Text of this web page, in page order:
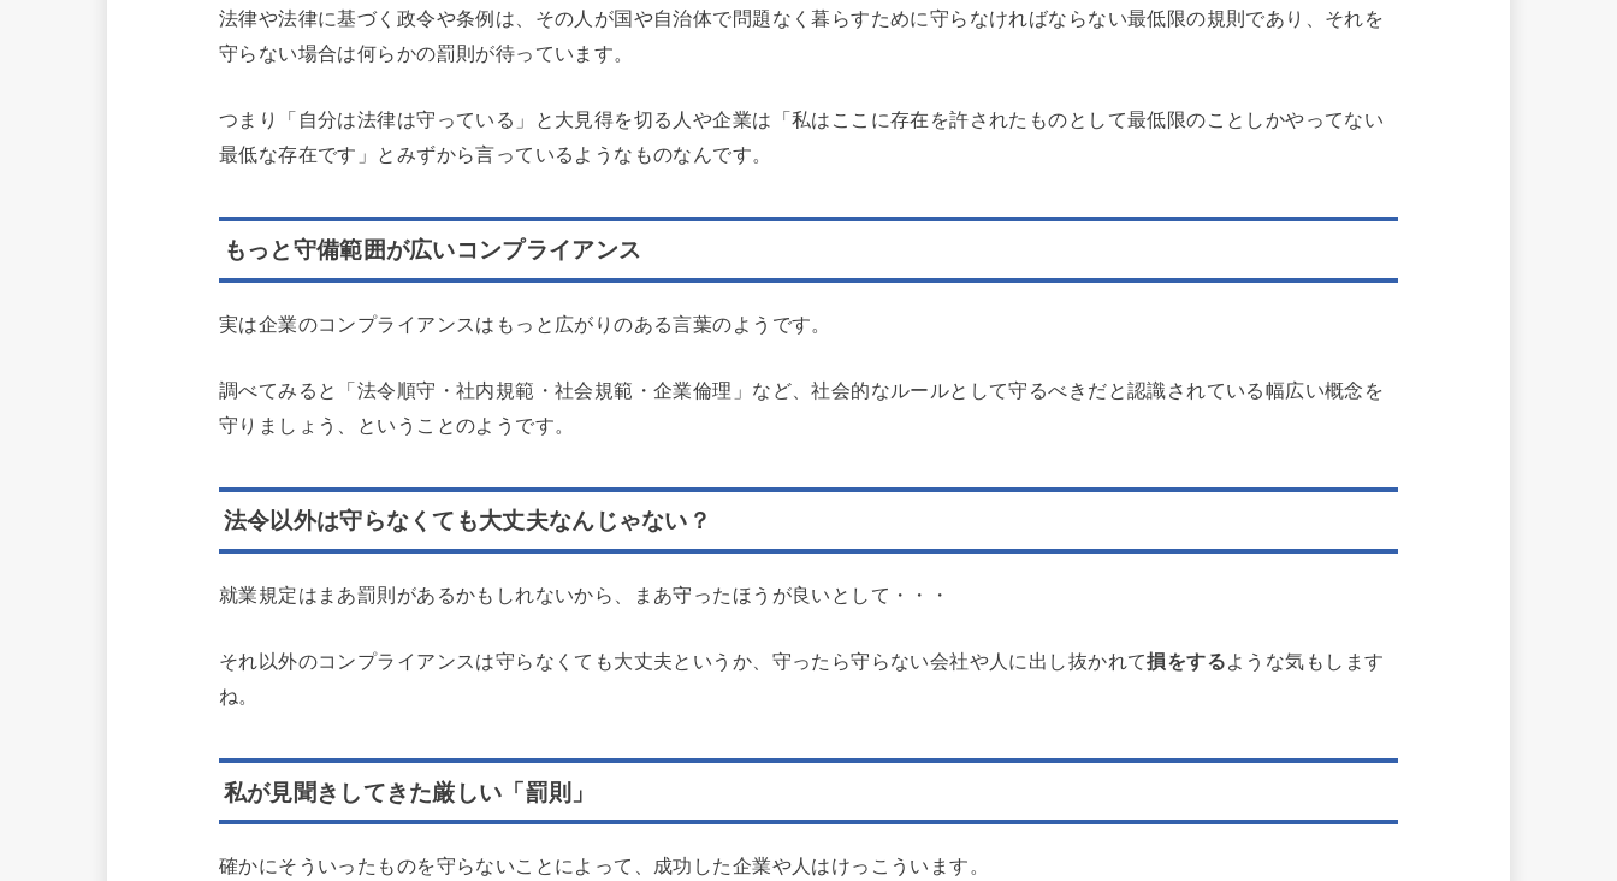
法律や法律に基づく政令や条例は、その人が国や自治体で問題なく暮らすために守らなければならない最低限の規則であり、それを
守らない場合は何らかの罰則が待っています。
つまり「自分は法律は守っている」と大見得を切る人や企業は「私はここに存在を許されたものとして最低限のことしかやってない
最低な存在です」とみずから言っているようなものなんです。
もっと守備範囲が広いコンプライアンス
実は企業のコンプライアンスはもっと広がりのある言葉のようです。
調べてみると「法令順守・社内規範・社会規範・企業倫理」など、社会的なルールとして守るべきだと認識されている幅広い概念を
守りましょう、ということのようです。
法令以外は守らなくても大丈夫なんじゃない？
就業規定はまあ罰則があるかもしれないから、まあ守ったほうが良いとして・・・
それ以外のコンプライアンスは守らなくても大丈夫というか、守ったら守らない会社や人に出し抜かれて損をするような気もします
ね。
私が見聞きしてきた厳しい「罰則」
確かにそういったものを守らないことによって、成功した企業や人はけっこういます。